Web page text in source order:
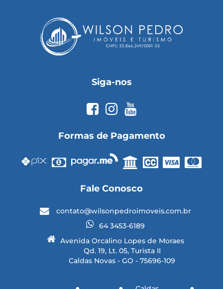
Siga-nos
Formas de Pagamento
Fale Conosco
contato@wilsonpedroimoveis.com.br
64 3453-6189
Avenida Orcalino Lopes de Moraes
Qd. 19, Lt. 05, Turista II
Caldas Novas - GO - 75696-109